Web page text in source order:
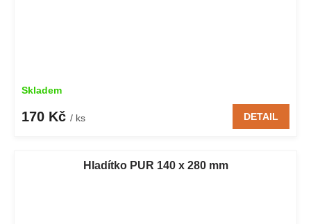
Skladem
170 Kč / ks DETAIL
Hladítko PUR 140 x 280 mm